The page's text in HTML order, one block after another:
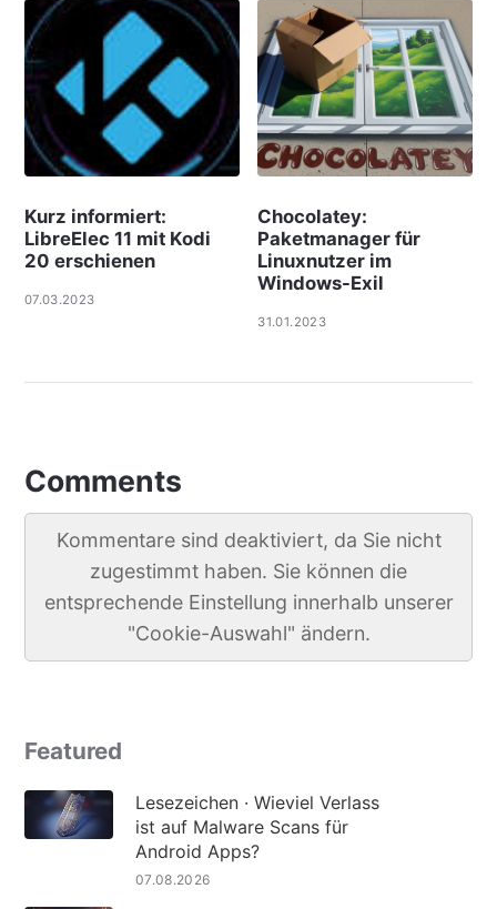
Kurz informiert:
LibreElec 11 mit Kodi
20 erschienen
07.03.2023
Chocolatey:
Paketmanager für
Linuxnutzer im
Windows-Exil
31.01.2023
Comments
Kommentare sind deaktiviert, da Sie nicht
zugestimmt haben. Sie können die
entsprechende Einstellung innerhalb unserer
"Cookie-Auswahl" ändern.
Featured
Lesezeichen · Wieviel Verlass
ist auf Malware Scans für
Android Apps?
07.08.2026